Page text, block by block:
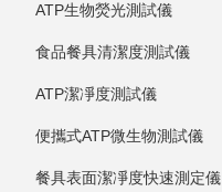
ATP生物熒光測試儀
食品餐具清潔度測試儀
ATP潔凈度測試儀
便攜式ATP微生物測試儀
餐具表面潔凈度快速測定儀